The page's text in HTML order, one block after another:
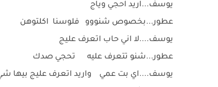
يوسف...اريد احجي وياج
عطور...بخصوص شنووو فلوسنا اكلتوهن
يوسف....لا اني حاب اتعرف عليج
عطور...شنو تتعرف عليه تحجي صدك
يوسف....اي بت عمي واريد اتعرف عليج بيها